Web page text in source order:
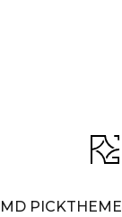
MD PICKTHEME